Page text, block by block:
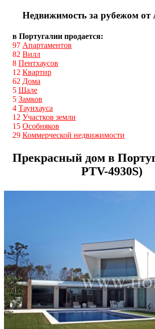
Недвижимость за рубежом от
в Португалии продается:
97 Апартаментов
82 Вилл
8 Пентхаусов
12 Квартир
62 Дома
5 Шале
5 Замков
4 Таунхауса
12 Участков земли
15 Особняков
29 Коммерческой недвижимости
Прекрасный дом в
PTV-4930S)